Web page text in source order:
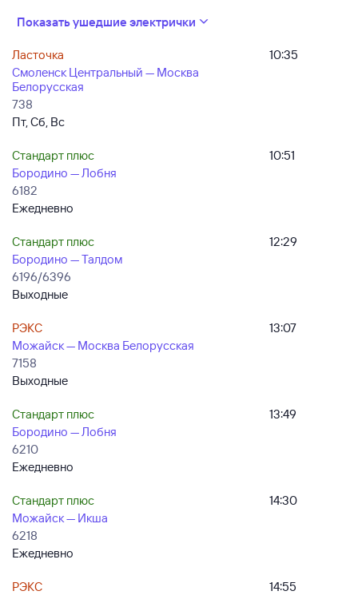
Показать ушедшие электрички
Ласточка
Смоленск Центральный — Москва
Белорусская
738
Пт, Сб, Вс
10:35
Стандарт плюс
Бородино — Лобня
6182
Ежедневно
10:51
Стандарт плюс
Бородино — Талдом
6196/6396
Выходные
12:29
РЭКС
Можайск — Москва Белорусская
7158
Выходные
13:07
Стандарт плюс
Бородино — Лобня
6210
Ежедневно
13:49
Стандарт плюс
Можайск — Икша
6218
Ежедневно
14:30
РЭКС
14:55